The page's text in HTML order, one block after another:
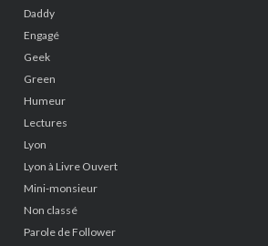
Daddy
Engagé
Geek
Green
Humeur
Lectures
Lyon
Lyon à Livre Ouvert
Mini-monsieur
Non classé
Parole de Follower